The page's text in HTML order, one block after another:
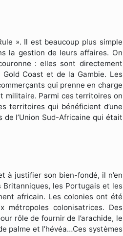
». Il est beaucoup plus simple
la gestion de leurs affaires. On
: elles sont directement
Coast et de la Gambie. Les
qui prenne en charge
militaire. Parmi ces territoires on
territoires qui bénéficient d’une
l’Union Sud-Africaine qui était
à justifier son bien-fondé, il n’en
Britanniques, les Portugais et les
africain. Les colonies ont été
métropoles colonisatrices. Des
rôle de fournir de l’arachide, le
palme et l’hévéa…Ces systèmes